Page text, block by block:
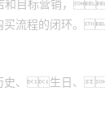
和目标营销，
流程的闭环。
历史、生日、